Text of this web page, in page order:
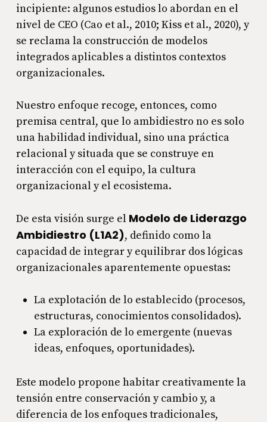
incipiente: algunos estudios lo abordan en el
nivel de CEO (Cao et al., 2010; Kiss et al., 2020), y
se reclama la construcción de modelos
integrados aplicables a distintos contextos
organizacionales.
Nuestro enfoque recoge, entonces, como
premisa central, que lo ambidiestro no es solo
una habilidad individual, sino una práctica
relacional y situada que se construye en
interacción con el equipo, la cultura
organizacional y el ecosistema.
De esta visión surge el Modelo de Liderazgo
Ambidiestro (L1A2), definido como la
capacidad de integrar y equilibrar dos lógicas
organizacionales aparentemente opuestas:
La explotación de lo establecido (procesos,
estructuras, conocimientos consolidados).
La exploración de lo emergente (nuevas
ideas, enfoques, oportunidades).
Este modelo propone habitar creativamente la
tensión entre conservación y cambio y, a
diferencia de los enfoques tradicionales,